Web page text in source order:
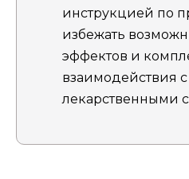
инструкцией по
избежать
эффектов и
взаимодействия
лекарственными